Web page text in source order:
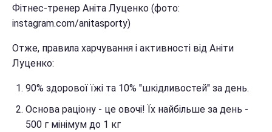
Фітнес-тренер Аніта Луценко (фото:
instagram.com/anitasporty)
Отже, правила харчування і активності від Аніти
Луценко:
90% здорової їжі та 10% "шкідливостей" за день.
Основа раціону - це овочі! Їх найбільше за день -
500 г мінімум до 1 кг